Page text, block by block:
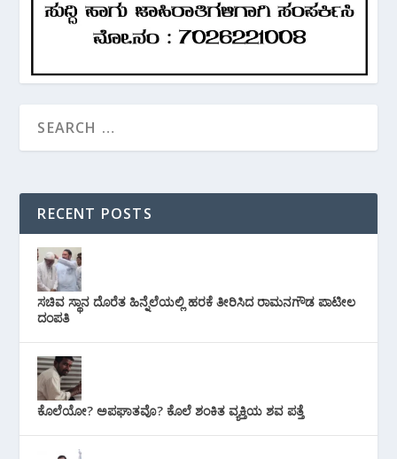
RECENT POSTS
ಸಚಿವ ಸ್ಥಾನ ದೊರೆತ ಹಿನ್ನೆಲೆಯಲ್ಲಿ ಹರಕೆ ತೀರಿಸಿದ ರಾಮನಗೌಡ ಪಾಟೀಲ
ದಂಪತಿ
ಕೊಲೆಯೋ? ಅಪಘಾತವೊ? ಕೊಲೆ ಶಂಕಿತ ವ್ಯಕ್ತಿಯ ಶವ ಪತ್ತೆ